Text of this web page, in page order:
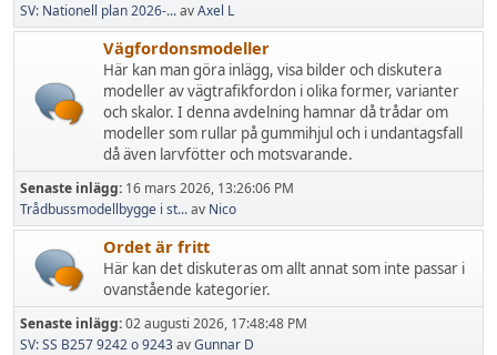
SV: Nationell plan 2026-...avAxel L
Vägfordonsmodeller
Här kan man göra inlägg, visa bilder och diskutera
modeller av vägtrafikfordon i olika former, varianter
och skalor. I denna avdelning hamnar då trådar om
modeller som rullar på gummihjul och i undantagsfall
då även larvfötter och motsvarande.
Senaste inlägg: 16 mars 2026, 13:26:06 PM
Trådbussmodellbygge i st...av Nico
Ordet är fritt
Här kan det diskuteras om allt annat som inte passar i
ovanstående kategorier.
Senaste inlägg:02 augusti 2026, 17:48:48 PM
SV: SS B257 9242 o 9243avGunnar D